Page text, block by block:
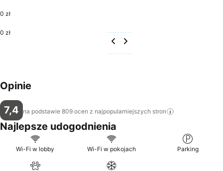
0 zł
0 zł
Opinie
7,4 na podstawie 809 ocen z najpopularniejszych stron
Najlepsze udogodnienia
Wi-Fi w lobby Wi-Fi w pokojach Parking